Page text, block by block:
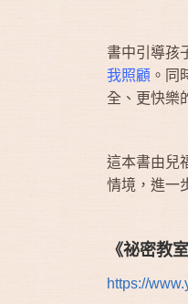
書中引導孩
我照顧 。同
全、更快樂
這本書由兒
情境，進一
《祕密教
https://